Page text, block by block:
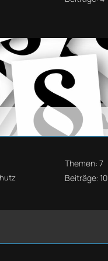
Themen: 7
Beiträge: 10